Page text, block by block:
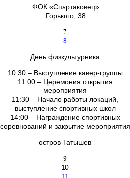
ФОК «Спартаковец»
Горького, 38
7
8
День физкультурника
10:30 – Выступление кавер-группы
11:00 – Церемония открытия
мероприятия
11:30 – Начало работы локаций,
выступление спортивных школ
14:00 – Награждение спортивных
соревнований и закрытие мероприятия
остров Татышев
9
10
11